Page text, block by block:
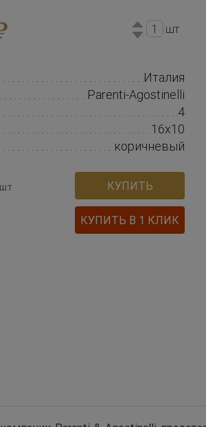
шт
Италия
Parenti-Agostinelli
4
16х10
коричневый
КУПИТЬ
КУПИТЬ В 1 КЛИК